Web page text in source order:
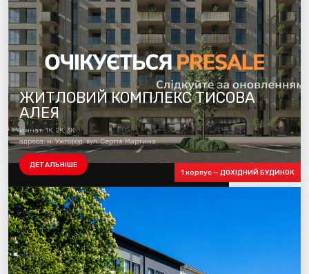
1 корпус — ДОХІДНИЙ БУДИНОК
ЖИТЛОВИЙ КОМПЛЕКС ТИСОВА
АЛЕЯ
кімнат: 1К, 2К, 3К
адреса: м. Ужгород, вул. Сергія Мартина
ДЕТАЛЬНІШЕ